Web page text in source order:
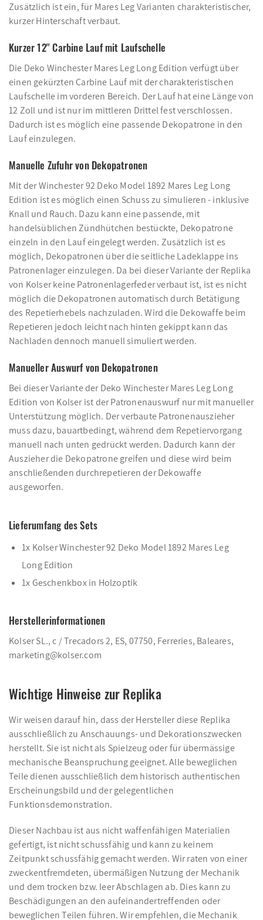
Zusätzlich ist ein, für Mares Leg Varianten charakteristischer,
kurzer Hinterschaft verbaut.
Kurzer 12'' Carbine Lauf mit Laufschelle
Die Deko Winchester Mares Leg Long Edition verfügt über
einen gekürzten Carbine Lauf mit der charakteristischen
Laufschelle im vorderen Bereich. Der Lauf hat eine Länge von
12 Zoll und ist nur im mittleren Drittel fest verschlossen.
Dadurch ist es möglich eine passende Dekopatrone in den
Lauf einzulegen.
Manuelle Zufuhr von Dekopatronen
Mit der Winchester 92 Deko Model 1892 Mares Leg Long
Edition ist es möglich einen Schuss zu simulieren - inklusive
Knall und Rauch. Dazu kann eine passende, mit
handelsüblichen Zündhütchen bestückte, Dekopatrone
einzeln in den Lauf eingelegt werden. Zusätzlich ist es
möglich, Dekopatronen über die seitliche Ladeklappe ins
Patronenlager einzulegen. Da bei dieser Variante der Replika
von Kolser keine Patronenlagerfeder verbaut ist, ist es nicht
möglich die Dekopatronen automatisch durch Betätigung
des Repetierhebels nachzuladen. Wird die Dekowaffe beim
Repetieren jedoch leicht nach hinten gekippt kann das
Nachladen dennoch manuell simuliert werden.
Manueller Auswurf von Dekopatronen
Bei dieser Variante der Deko Winchester Mares Leg Long
Edition von Kolser ist der Patronenauswurf nur mit manueller
Unterstützung möglich. Der verbaute Patronenauszieher
muss dazu, bauartbedingt, während dem Repetiervorgang
manuell nach unten gedrückt werden. Dadurch kann der
Auszieher die Dekopatrone greifen und diese wird beim
anschließenden durchrepetieren der Dekowaffe
ausgeworfen.
Lieferumfang des Sets
1x Kolser Winchester 92 Deko Model 1892 Mares Leg
Long Edition
1x Geschenkbox in Holzoptik
Herstellerinformationen
Kolser SL., c / Trecadors 2, ES, 07750, Ferreries, Baleares,
marketing@kolser.com
Wichtige Hinweise zur Replika
Wir weisen darauf hin, dass der Hersteller diese Replika
ausschließlich zu Anschauungs- und Dekorationszwecken
herstellt. Sie ist nicht als Spielzeug oder für übermässige
mechanische Beanspruchung geeignet. Alle beweglichen
Teile dienen ausschließlich dem historisch authentischen
Erscheinungsbild und der gelegentlichen
Funktionsdemonstration.
Dieser Nachbau ist aus nicht waffenfähigen Materialien
gefertigt, ist nicht schussfähig und kann zu keinem
Zeitpunkt schussfähig gemacht werden. Wir raten von einer
zweckentfremdeten, übermäßigen Nutzung der Mechanik
und dem trocken bzw. leer Abschlagen ab. Dies kann zu
Beschädigungen an den aufeinandertreffenden oder
beweglichen Teilen führen. Wir empfehlen, die Mechanik